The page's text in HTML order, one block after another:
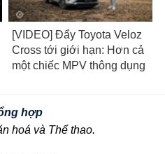
[VIDEO] Đẩy Toyota Veloz
Cross tới giới hạn: Hơn cả
một chiếc MPV thông dụng
hợp
hoá và Thể thao.